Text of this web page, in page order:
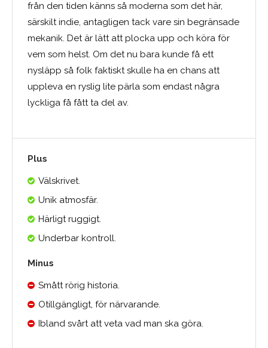
från den tiden känns så moderna som det här,
särskilt indie, antagligen tack vare sin begränsade
mekanik. Det är lätt att plocka upp och köra för
vem som helst. Om det nu bara kunde få ett
nysläpp så folk faktiskt skulle ha en chans att
uppleva en ryslig lite pärla som endast några
lyckliga få fått ta del av.
Plus
Välskrivet.
Unik atmosfär.
Härligt ruggigt.
Underbar kontroll.
Minus
Smått rörig historia.
Otillgängligt, för närvarande.
Ibland svårt att veta vad man ska göra.